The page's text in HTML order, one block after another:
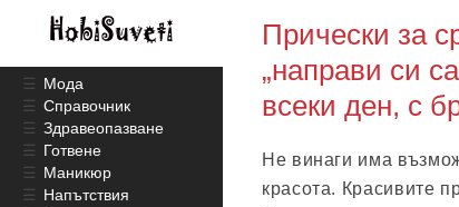
Прически за
„направи си
всеки ден, с
Не винаги има
красота. Красивите
☰ Мода
☰ Справочник
☰ Здравеопазване
☰ Готвене
☰ Маникюр
☰ Напътствия